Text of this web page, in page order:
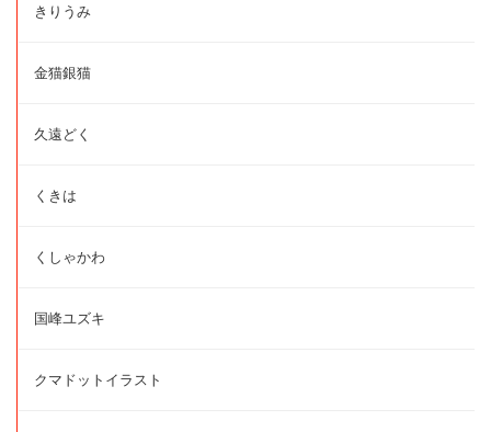
きりうみ
金猫銀猫
久遠どく
くきは
くしゃかわ
国峰ユズキ
クマドットイラスト